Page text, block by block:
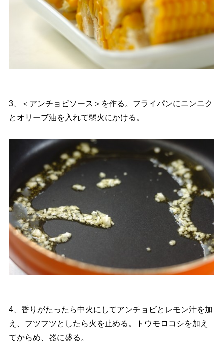
3、＜アンチョビソース＞を作る。フライパンにニンニク
とオリーブ油を入れて弱火にかける。
4、香りがたったら中火にしてアンチョビとレモン汁を加
え、フツフツとしたら火を止める。トウモロコシを加え
てからめ、器に盛る。